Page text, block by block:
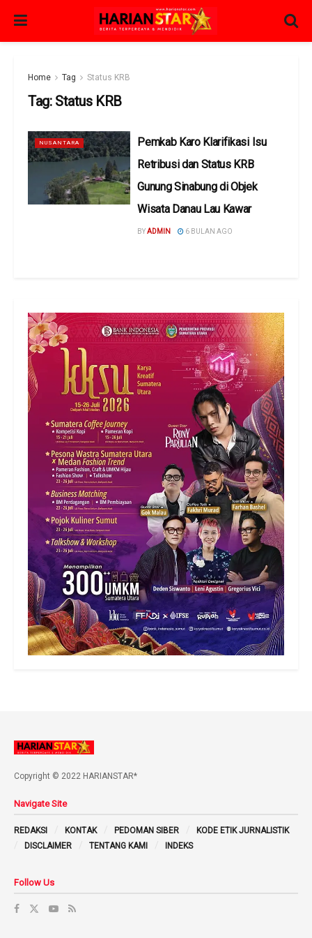
Home Tag Status KRB
Tag: Status KRB
NUSANTARA
Pemkab Karo Klarifikasi Isu
Retribusi dan Status KRB
Gunung Sinabung di Objek
Wisata Danau Lau Kawar
BYADMIN 6 BULAN AGO
Copyright © 2022 HARIANSTAR*
Navigate Site
REDAKSI KONTAK PEDOMAN SIBER
KODE ETIK JURNALISTIK
DISCLAIMER
TENTANG KAMI INDEKS
Follow Us